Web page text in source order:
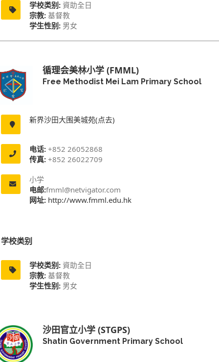
学校类别: 資助全日
宗教: 基督教
学生性别: 男女
循理会美林小学 (FMML)
Free Methodist Mei Lam Primary School
新界沙田大围美城苑(点去)
电话: +852 26052868
传真: +852 26022709
小学
电邮:fmml@netvigator.com
网址: http://www.fmml.edu.hk
学校类别
学校类别: 資助全日
宗教: 基督教
学生性别: 男女
沙田官立小学 (STGPS)
Shatin Government Primary School